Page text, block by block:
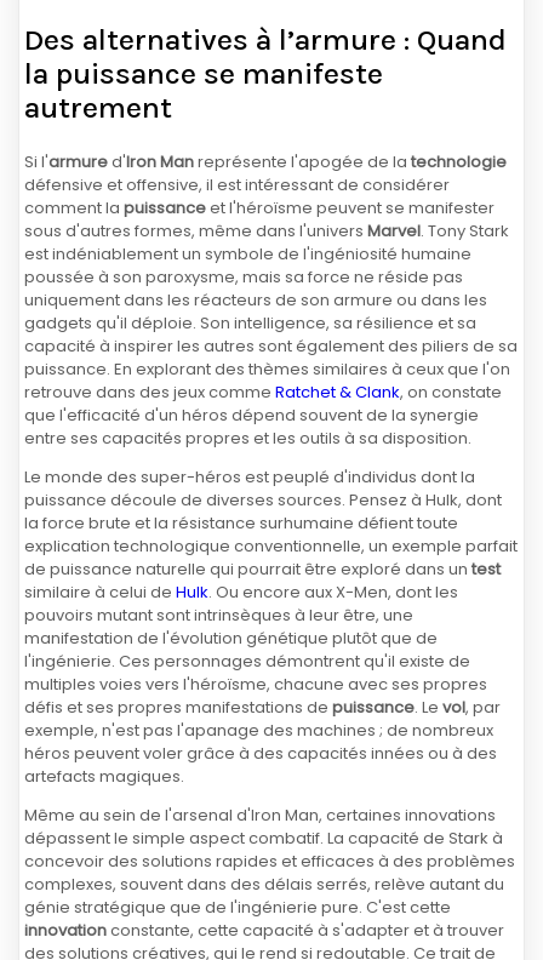
Des alternatives à l’armure : Quand
la puissance se manifeste
autrement
Si l'armured'Iron Manreprésente l'apogée de la technologie
défensive et offensive, il est intéressant de considérer
comment la puissanceet l'héroïsme peuvent se manifester
sous d'autres formes, même dans l'univers Marvel. Tony Stark
est indéniablement un symbole de l'ingéniosité humaine
poussée à son paroxysme, mais sa force ne réside pas
uniquement dans les réacteurs de son armure ou dans les
gadgets qu'il déploie. Son intelligence, sa résilience et sa
capacité à inspirer les autres sont également des piliers de sa
puissance. En explorant des thèmes similaires à ceux que l'on
retrouve dans des jeux comme Ratchet & Clank, on constate
que l'efficacité d'un héros dépend souvent de la synergie
entre ses capacités propres et les outils à sa disposition.
Le monde des super-héros est peuplé d'individus dont la
puissance découle de diverses sources. Pensez à Hulk, dont
la force brute et la résistance surhumaine défient toute
explication technologique conventionnelle, un exemple parfait
de puissance naturelle qui pourrait être exploré dans un test
similaire à celui de Hulk. Ou encore aux X-Men, dont les
pouvoirs mutant sont intrinsèques à leur être, une
manifestation de l'évolution génétique plutôt que de
l'ingénierie. Ces personnages démontrent qu'il existe de
multiples voies vers l'héroïsme, chacune avec ses propres
défis et ses propres manifestations de puissance. Le vol, par
exemple, n'est pas l'apanage des machines ; de nombreux
héros peuvent voler grâce à des capacités innées ou à des
artefacts magiques.
Même au sein de l'arsenal d'Iron Man, certaines innovations
dépassent le simple aspect combatif. La capacité de Stark à
concevoir des solutions rapides et efficaces à des problèmes
complexes, souvent dans des délais serrés, relève autant du
génie stratégique que de l'ingénierie pure. C'est cette
innovationconstante, cette capacité à s'adapter et à trouver
des solutions créatives, qui le rend si redoutable. Ce trait de